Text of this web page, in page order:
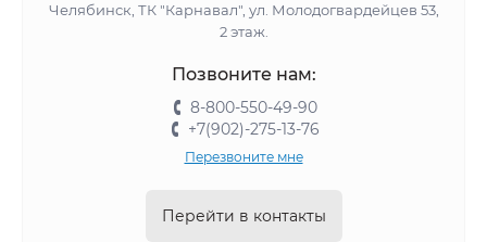
Челябинск, ТК "Карнавал", ул. Молодогвардейцев 53,
2 этаж.
Позвоните нам:
8-800-550-49-90
+7(902)-275-13-76
Перезвоните мне
Перейти в контакты